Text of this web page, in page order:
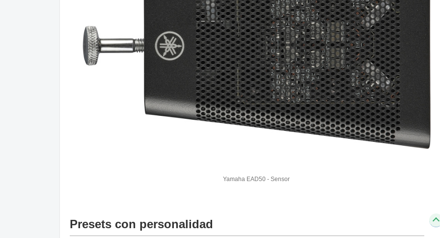
Yamaha EAD50 - Sensor
Presets con personalidad